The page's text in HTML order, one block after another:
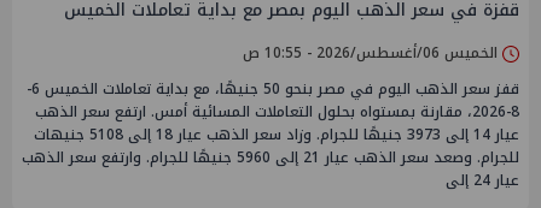
قفزة في سعر الذهب اليوم بمصر مع بداية تعاملات الخميس
الخميس 06/أغسطس/2026 - 10:55 ص
قفز سعر الذهب اليوم في مصر بنحو 50 جنيهًا، مع بداية تعاملات الخميس 6-
8-2026، مقارنة بمستواه بحلول التعاملات المسائية أمس. ارتفع سعر الذهب
عيار 14 إلى 3973 جنيهًا للجرام. وزاد سعر الذهب عيار 18 إلى 5108 جنيهات
للجرام. وصعد سعر الذهب عيار 21 إلى 5960 جنيهًا للجرام. وارتفع سعر الذهب
عيار 24 إلى